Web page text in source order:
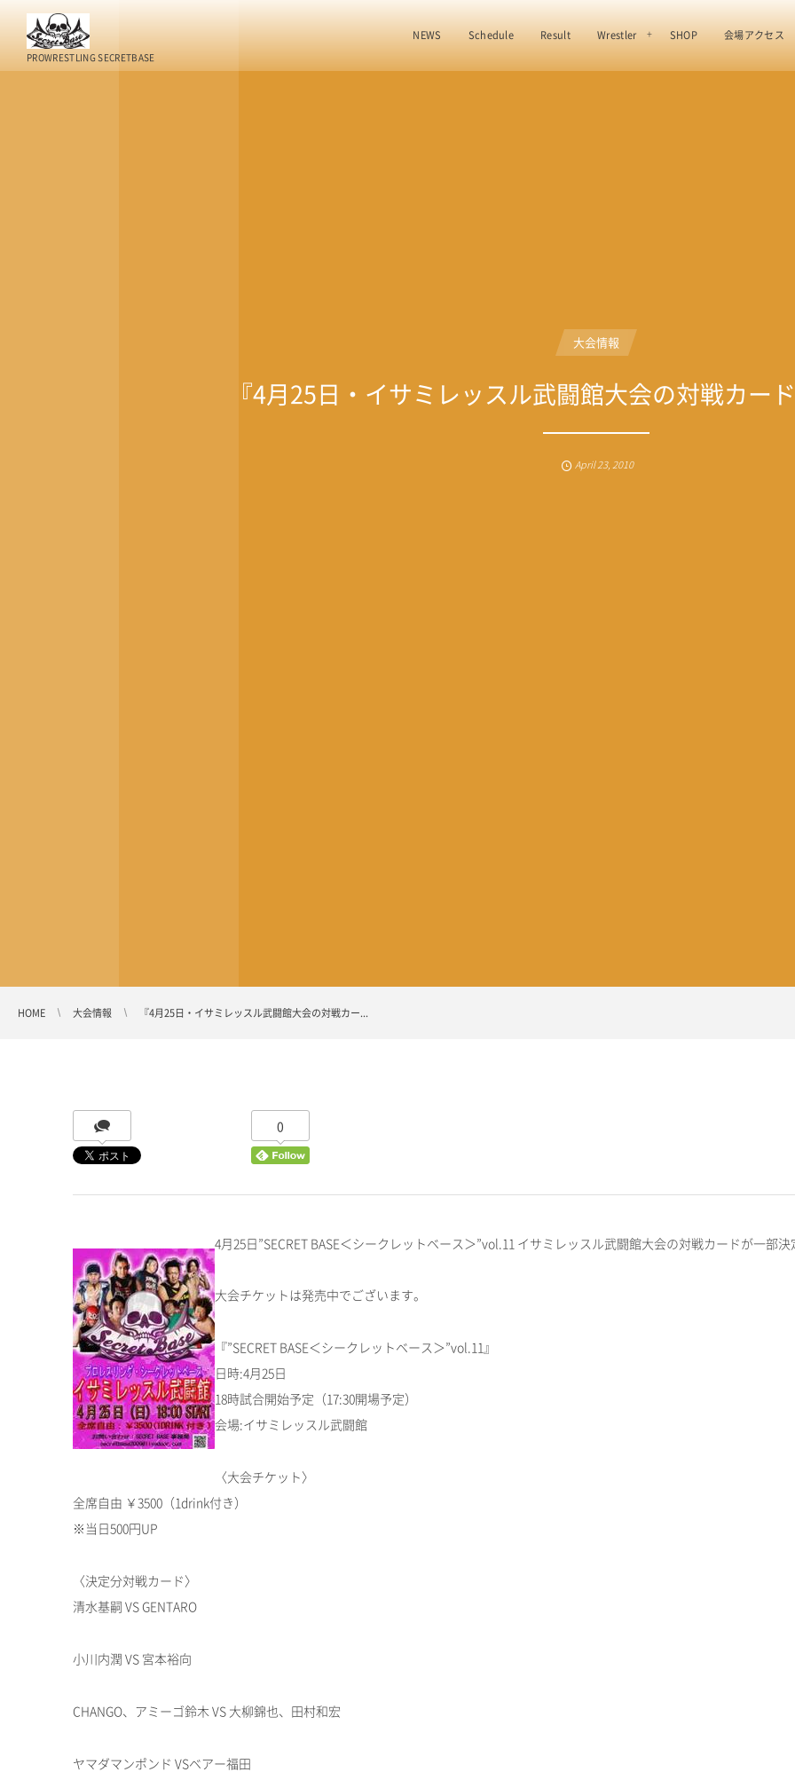
PROWRESTLING SECRETBASE
NEWS Schedule Result Wrestler SHOP 会場アクセス
大会情報
『4月25日・イサミレッスル武闘館大会の対戦カー
April23,2010
HOME 大会情報 『4月25日・イサミレッスル武闘館大会の対戦カー...
0
4月25日”SECRET BASE＜シークレットベース＞”vol.11 イサミレッスル武闘館大会の対戦カードが一部決
大会チケットは発売中でございます。
『”SECRET BASE＜シークレットベース＞”vol.11』
日時:4月25日
18時試合開始予定（17:30開場予定）
会場:イサミレッスル武闘館
〈大会チケット〉
全席自由 ￥3500（1drink付き）
※当日500円UP
〈決定分対戦カード〉
清水基嗣 VS GENTARO
小川内潤 VS 宮本裕向
CHANGO、アミーゴ鈴木 VS 大柳錦也、田村和宏
ヤマダマンポンド VSベアー福田